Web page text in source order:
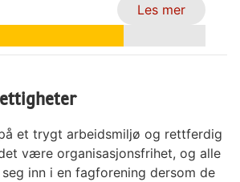
Les mer
et trygt arbeidsmiljø og rettferdig
være organisasjonsfrihet, og alle
inn i en fagforening dersom de